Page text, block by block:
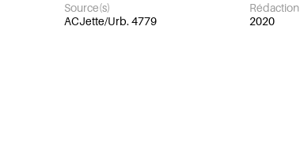
Source(s)
ACJette/Urb. 4779
Rédaction
2020